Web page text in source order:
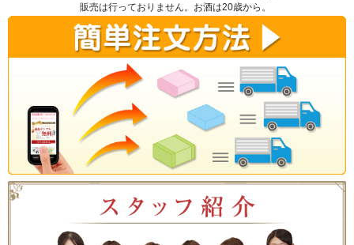
販売は行っておりません。お酒は20歳から。